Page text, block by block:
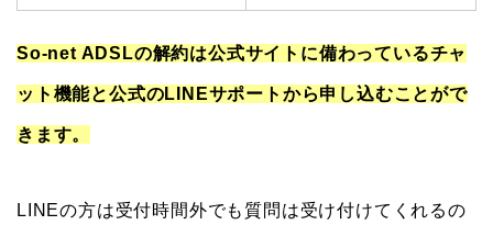
So-net ADSLの解約は公式サイトに備わっているチャ
ット機能と公式のLINEサポートから申し込むことがで
きます。
LINEの方は受付時間外でも質問は受け付けてくれるの